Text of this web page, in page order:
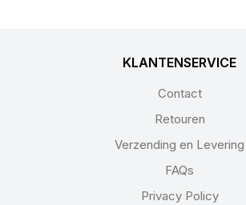
KLANTENSERVICE
Contact
Retouren
Verzending en Levering
FAQs
Privacy Policy